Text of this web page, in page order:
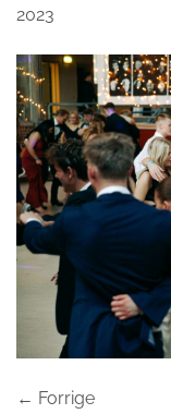
2023
← Forrige